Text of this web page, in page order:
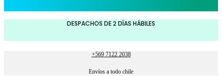
DESPACHOS DE 2 DÍAS HÁBILES
+569 7122 2038
Envíos a todo chile